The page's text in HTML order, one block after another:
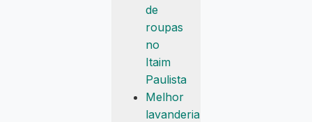
de
roupas
no
Itaim
Paulista
Melhor
lavanderia